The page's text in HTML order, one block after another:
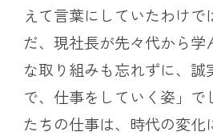
えて言葉にしていたわけで
だ、現社長が先々代から学
な取り組みも忘れずに、誠
で、仕事をしていく姿」で
たちの仕事は、時代の変化